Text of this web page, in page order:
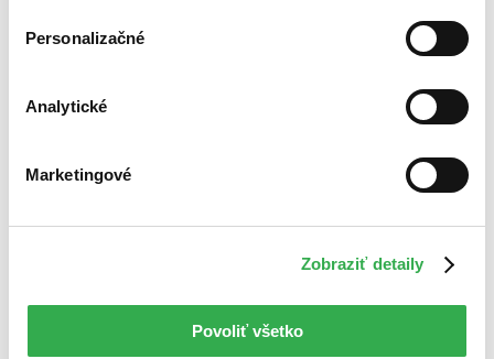
Personalizačné
Analytické
Marketingové
Zobraziť detaily
Povoliť všetko
Čítať viac
4,3